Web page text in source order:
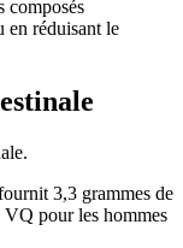
composés
en réduisant le
3,3 grammes de
VQ pour les hommes